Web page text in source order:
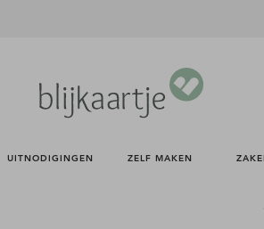
UITNODIGINGEN ZELF MAKEN